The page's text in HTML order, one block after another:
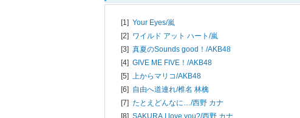
[1] Your Eyes/嵐
[2] ワイルド アット ハート/嵐
[3] 真夏のSounds good！/AKB48
[4] GIVE ME FIVE！/AKB48
[5] 上からマリコ/AKB48
[6] 自由へ道連れ/椎名 林檎
[7] たとえどんなに…/西野 カナ
[8] SAKURA,I love you?/西野 カナ